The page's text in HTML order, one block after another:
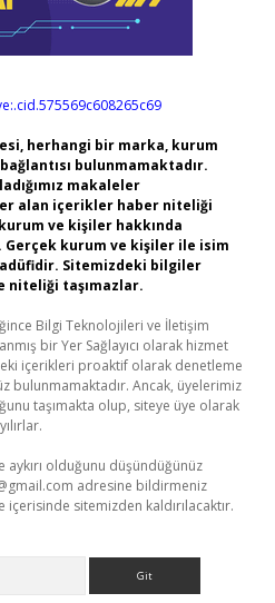
herhangi bir marka, kurum
bulunmamaktadır.
makaleler
alan içerikler haber niteliği
ve kişiler hakkında
Gerçek kurum ve kişiler ile isim
Sitemizdeki bilgiler
niteliği taşımazlar.
Bilgi Teknolojileri ve İletişim
bir Yer Sağlayıcı olarak hizmet
içerikleri proaktif olarak denetleme
bulunmamaktadır. Ancak, üyelerimiz
taşımakta olup, siteye üye olarak
olduğunu düşündüğünüz
adresine bildirmeniz
sitemizden kaldırılacaktır.